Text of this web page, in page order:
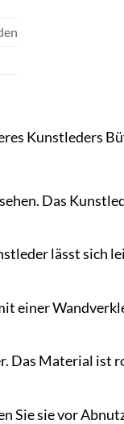
Kunstleders
Das
lässt sich
einer
Das Material ist
Sie sie vor